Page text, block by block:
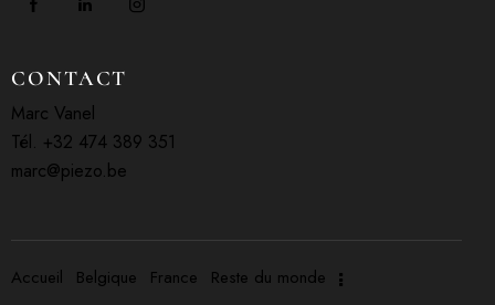
CONTACT
Marc Vanel
Tél. +32 474 389 351
marc@piezo.be
Accueil Belgique France Reste du monde